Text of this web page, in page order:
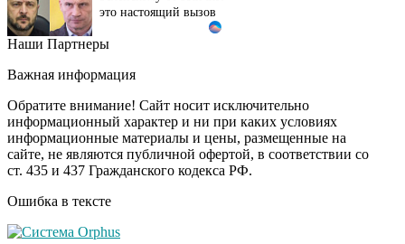
Ржу не переставая, это
не раз
i
Ролик длится пару
секунд, но вы будете в
шоке от увиденного
Ролик из Омска: вы
Наши Партнеры
Важная информация
Обратите внимание! Сайт носит исключительно
информационный характер и ни при каких условиях
информационные материалы и цены, размещенные на
сайте, не являются публичной офертой, в соответствии со
ст. 435 и 437 Гражданского кодекса РФ.
Ошибка в тексте